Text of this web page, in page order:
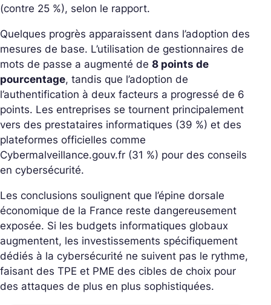
(contre 25 %), selon le rapport.
Quelques progrès apparaissent dans l’adoption des
mesures de base. L’utilisation de gestionnaires de
mots de passe a augmenté de 8 points de
pourcentage, tandis que l’adoption de
l’authentification à deux facteurs a progressé de 6
points. Les entreprises se tournent principalement
vers des prestataires informatiques (39 %) et des
plateformes officielles comme
Cybermalveillance.gouv.fr (31 %) pour des conseils
en cybersécurité.
Les conclusions soulignent que l’épine dorsale
économique de la France reste dangereusement
exposée. Si les budgets informatiques globaux
augmentent, les investissements spécifiquement
dédiés à la cybersécurité ne suivent pas le rythme,
faisant des TPE et PME des cibles de choix pour
des attaques de plus en plus sophistiquées.